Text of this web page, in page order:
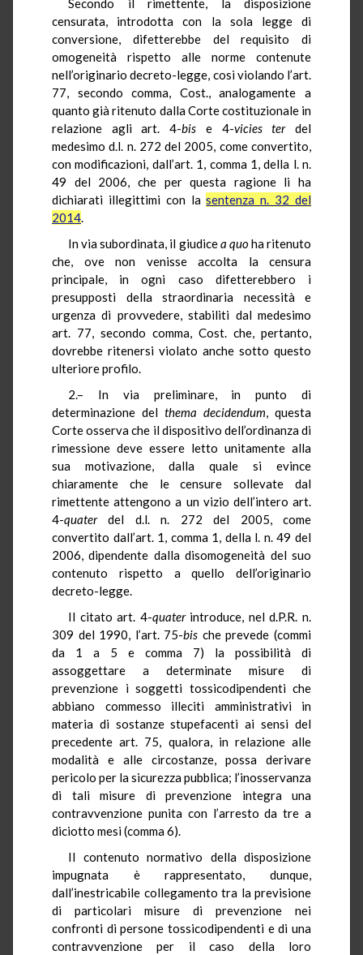
Secondo il rimettente, la disposizione
censurata, introdotta con la sola legge di
conversione, difetterebbe del requisito di
omogeneità rispetto alle norme contenute
nell’originario decreto-legge, così violando l’art.
77, secondo comma, Cost., analogamente a
quanto già ritenuto dalla Corte costituzionale in
relazione agli art. 4-bis e 4-vicies terdel
medesimo d.l. n. 272 del 2005, come convertito,
con modificazioni, dall’art. 1, comma 1, della l. n.
49 del 2006, che per questa ragione li ha
dichiarati illegittimi con lasentenza n. 32 del
2014.
In via subordinata, il giudicea quoha ritenuto
che, ove non venisse accolta la censura
principale, in ogni caso difetterebbero i
presupposti della straordinaria necessità e
urgenza di provvedere, stabiliti dal medesimo
art. 77, secondo comma, Cost. che, pertanto,
dovrebbe ritenersi violato anche sotto questo
ulteriore profilo.
2.– In via preliminare, in punto di
determinazione del thema decidendum, questa
Corte osserva che il dispositivo dell’ordinanza di
rimessione deve essere letto unitamente alla
sua motivazione, dalla quale si evince
chiaramente che le censure sollevate dal
rimettente attengono a un vizio dell’intero art.
4-quaterdel d.l. n. 272 del 2005, come
convertito dall’art. 1, comma 1, della l. n. 49 del
2006, dipendente dalla disomogeneità del suo
contenuto rispetto a quello dell’originario
decreto-legge.
Il citato art. 4-quaterintroduce, nel d.P.R. n.
309 del 1990, l’art. 75-bis che prevede (commi
da 1 a 5 e comma 7) la possibilità di
assoggettare a determinate misure di
prevenzione i soggetti tossicodipendenti che
abbiano commesso illeciti amministrativi in
materia di sostanze stupefacenti ai sensi del
precedente art. 75, qualora, in relazione alle
modalità e alle circostanze, possa derivare
pericolo per la sicurezza pubblica; l’inosservanza
di tali misure di prevenzione integra una
contravvenzione punita con l’arresto da tre a
diciotto mesi (comma 6).
Il contenuto normativo della disposizione
impugnata è rappresentato, dunque,
dall’inestricabile collegamento tra la previsione
di particolari misure di prevenzione nei
confronti di persone tossicodipendenti e di una
contravvenzione per il caso della loro